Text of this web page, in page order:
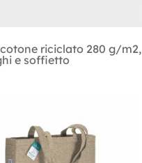
riciclato 280 g/m2,
e soffietto